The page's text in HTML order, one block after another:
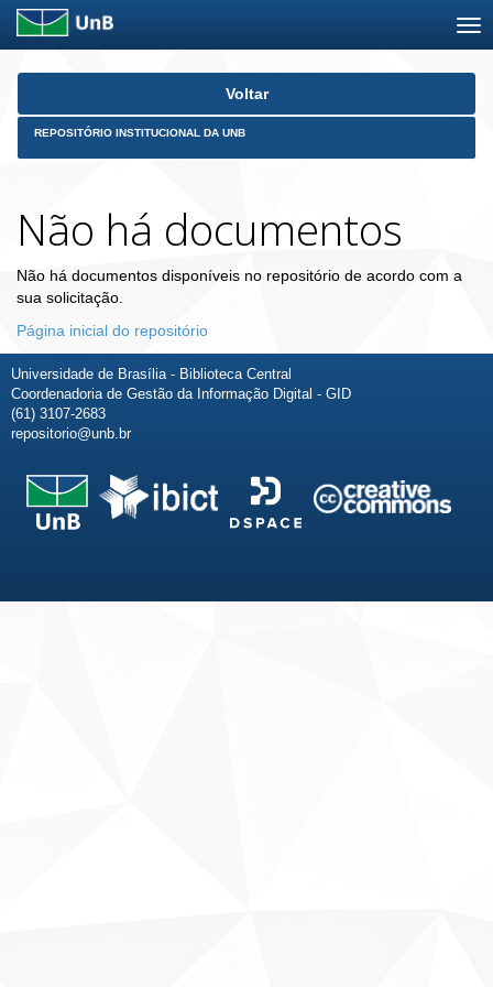
Skip
Voltar
REPOSITÓRIO INSTITUCIONAL DA UNB
Não há documentos
Não há documentos disponíveis no repositório de acordo com a
sua solicitação.
Página inicial do repositório
Universidade de Brasília - Biblioteca Central
Coordenadoria de Gestão da Informação Digital - GID
(61) 3107-2683
repositorio@unb.br